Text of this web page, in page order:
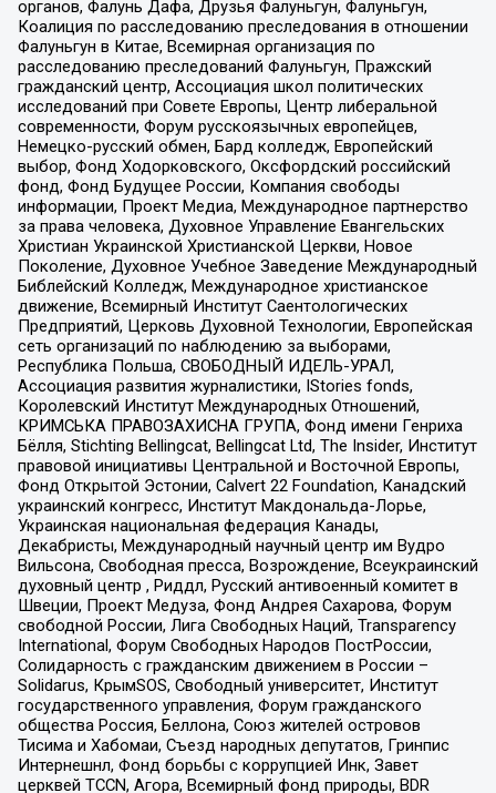
органов, Фалунь Дафа, Друзья Фалуньгун, Фалуньгун,
Коалиция по расследованию преследования в отношении
Фалуньгун в Китае, Всемирная организация по
расследованию преследований Фалуньгун, Пражский
гражданский центр, Ассоциация школ политических
исследований при Совете Европы, Центр либеральной
современности, Форум русскоязычных европейцев,
Немецко-русский обмен, Бард колледж, Европейский
выбор, Фонд Ходорковского, Оксфордский российский
фонд, Фонд Будущее России, Компания свободы
информации, Проект Медиа, Международное партнерство
за права человека, Духовное Управление Евангельских
Христиан Украинской Христианской Церкви, Новое
Поколение, Духовное Учебное Заведение Международный
Библейский Колледж, Международное христианское
движение, Всемирный Институт Саентологических
Предприятий, Церковь Духовной Технологии, Европейская
сеть организаций по наблюдению за выборами,
Республика Польша, СВОБОДНЫЙ ИДЕЛЬ-УРАЛ,
Ассоциация развития журналистики, IStories fonds,
Королевский Институт Международных Отношений,
КРИМСЬКА ПРАВОЗАХИСНА ГРУПА, Фонд имени Генриха
Бёлля, Stichting Bellingcat, Bellingcat Ltd, The Insider, Институт
правовой инициативы Центральной и Восточной Европы,
Фонд Открытой Эстонии, Calvert 22 Foundation, Канадский
украинский конгресс, Институт Макдональда-Лорье,
Украинская национальная федерация Канады,
Декабристы, Международный научный центр им Вудро
Вильсона, Свободная пресса, Возрождение, Всеукраинский
духовный центр , Риддл, Русский антивоенный комитет в
Швеции, Проект Медуза, Фонд Андрея Сахарова, Форум
свободной России, Лига Свободных Наций, Transparеncy
International, Форум Свободных Народов ПостРоссии,
Солидарность с гражданским движением в России –
Solidarus, КрымSOS, Свободный университет, Институт
государственного управления, Форум гражданского
общества Россия, Беллона, Союз жителей островов
Тисима и Хабомаи, Съезд народных депутатов, Гринпис
Интернешнл, Фонд борьбы с коррупцией Инк, Завет
церквей TCCN, Агора, Всемирный фонд природы, BDR